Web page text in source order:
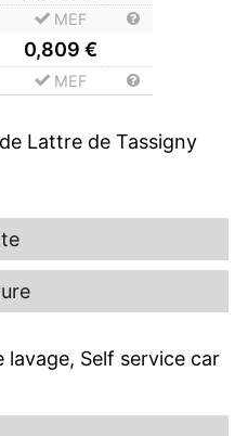
MEF
0,809 €
MEF
Lattre de Tassigny
Self service car